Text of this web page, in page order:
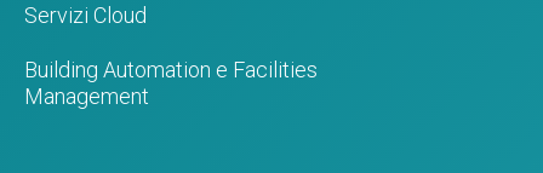
Servizi Cloud
Building Automation e Facilities
Management